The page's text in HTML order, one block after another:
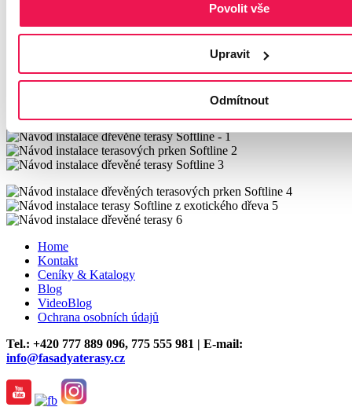
Povolit vše
Upravit
Odmítnout
Systém uchycení Softline®
Použití skrytého systému uchycení
Softline® společnosti Vetedy Group pro
instalaci dřevěných teras:
Home
Kontakt
Ceníky & Katalogy
Blog
VideoBlog
Ochrana osobních údajů
Tel.: +420 777 889 096, 775 555 981 | E-mail:
info@fasadyaterasy.cz